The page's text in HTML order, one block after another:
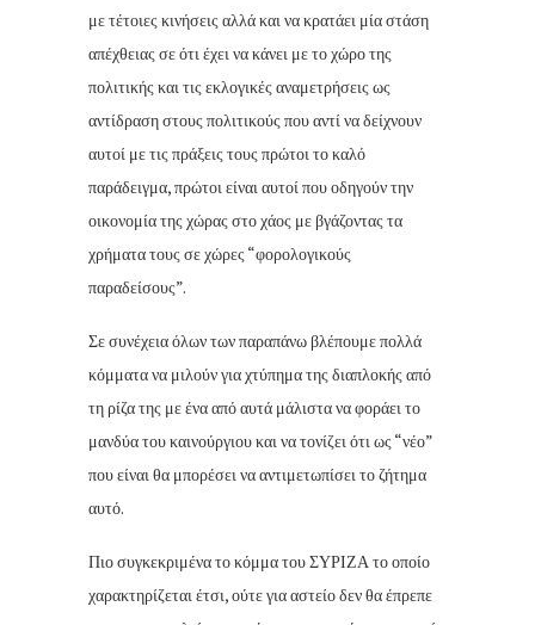
με τέτοιες κινήσεις αλλά και να κρατάει μία στάση
απέχθειας σε ότι έχει να κάνει με το χώρο της
πολιτικής και τις εκλογικές αναμετρήσεις ως
αντίδραση στους πολιτικούς που αντί να δείχνουν
αυτοί με τις πράξεις τους πρώτοι το καλό
παράδειγμα, πρώτοι είναι αυτοί που οδηγούν την
οικονομία της χώρας στο χάος με βγάζοντας τα
χρήματα τους σε χώρες “φορολογικούς
παραδείσους”.
Σε συνέχεια όλων των παραπάνω βλέπουμε πολλά
κόμματα να μιλούν για χτύπημα της διαπλοκής από
τη ρίζα της με ένα από αυτά μάλιστα να φοράει το
μανδύα του καινούργιου και να τονίζει ότι ως “νέο”
που είναι θα μπορέσει να αντιμετωπίσει το ζήτημα
αυτό.
Πιο συγκεκριμένα το κόμμα του ΣΥΡΙΖΑ το οποίο
χαρακτηρίζεται έτσι, ούτε για αστείο δεν θα έπρεπε